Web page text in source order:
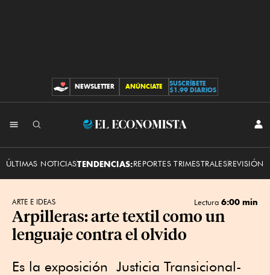
CONTRIBUCIONES
NEWSLETTER ANÚNCIATE
SUSCRÍBETE
$1.99 DIARIOS
El
ÚLTIMAS NOTICIASTENDENCIAS:REPORTES TRIMESTRALESREVISIÓN
ARTE E IDEAS Lectura 6:00 min
Arpilleras: arte textil como un
lenguaje contra el olvido
Es la exposición Justicia Transicional-